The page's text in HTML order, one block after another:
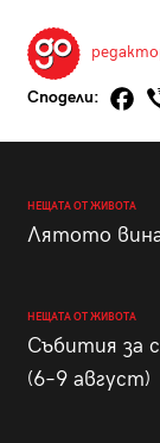
Сподели:
НЕЩАТА ОТ ЖИВОТА
Лятото
НЕЩАТА ОТ ЖИВОТА
Събития за
(6–9 август)